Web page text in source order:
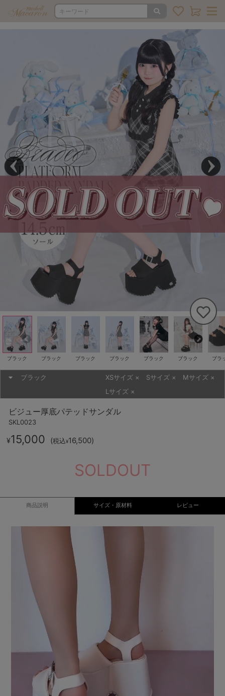
ブラック ブラック ブラック ブラック ブラック ブラック ブラ
ブラック XSサイズ × Sサイズ × Mサイズ ×
Lサイズ ×
ビジュー厚底パテッドサンダル
SKL0023
¥15,000 (税込¥16,500)
SOLDOUT
商品説明 サイズ・原材料 レビュー